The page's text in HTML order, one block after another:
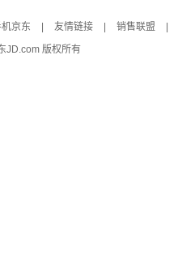
京东 友情链接 销售联盟
JD.com 版权所有